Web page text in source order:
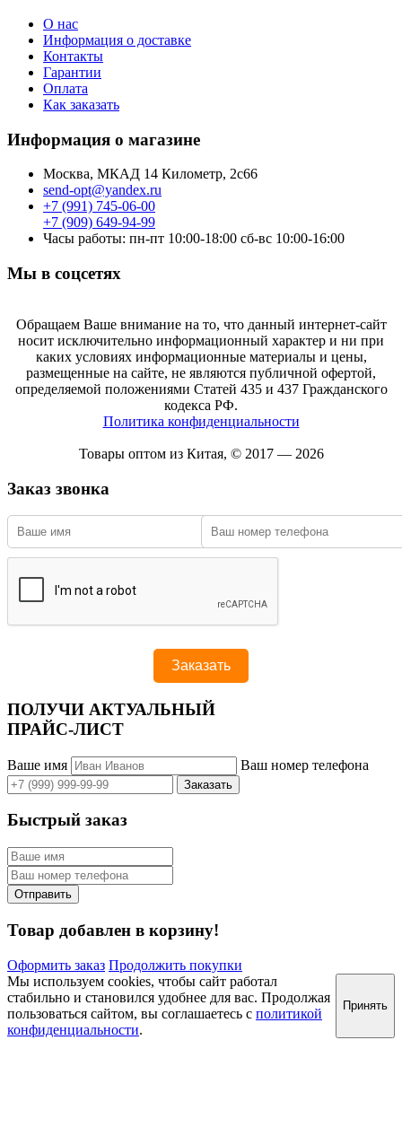
О нас
Информация о доставке
Контакты
Гарантии
Оплата
Как заказать
Информация о магазине
Москва, МКАД 14 Километр, 2с66
send-opt@yandex.ru
+7 (991) 745-06-00
+7 (909) 649-94-99
Часы работы: пн-пт 10:00-18:00 сб-вс 10:00-16:00
Мы в соцсетях
Обращаем Ваше внимание на то, что данный интернет-сайт
носит исключительно информационный характер и ни при
каких условиях информационные материалы и цены,
размещенные на сайте, не являются публичной офертой,
определяемой положениями Статей 435 и 437 Гражданского
кодекса РФ.
Политика конфиденциальности
Товары оптом из Китая, © 2017 — 2026
Заказ звонка
ПОЛУЧИ АКТУАЛЬНЫЙ
ПРАЙС-ЛИСТ
Ваше имя Ваш номер телефона
Быстрый заказ
Товар добавлен в корзину!
Оформить заказ Продолжить покупки
Мы используем cookies, чтобы сайт работал
стабильно и становился удобнее для вас. Продолжая
пользоваться сайтом, вы соглашаетесь с политикой
конфиденциальности.
Принять